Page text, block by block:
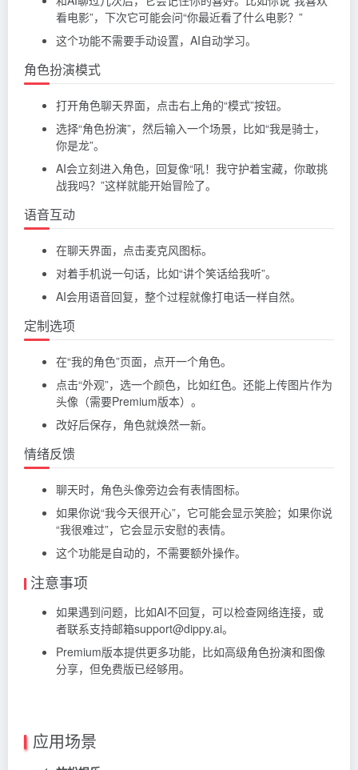
看电影”，下次它可能会问“你最近看了什么电影？”
这个功能不需要手动设置，AI自动学习。
角色扮演模式
打开角色聊天界面，点击右上角的“模式”按钮。
选择“角色扮演”，然后输入一个场景，比如“我是骑士，
你是龙”。
AI会立刻进入角色，回复像“吼！我守护着宝藏，你敢挑
战我吗？”这样就能开始冒险了。
语音互动
在聊天界面，点击麦克风图标。
对着手机说一句话，比如“讲个笑话给我听”。
AI会用语音回复，整个过程就像打电话一样自然。
定制选项
在“我的角色”页面，点开一个角色。
点击“外观”，选一个颜色，比如红色。还能上传图片作为
头像（需要Premium版本）。
改好后保存，角色就焕然一新。
情绪反馈
聊天时，角色头像旁边会有表情图标。
如果你说“我今天很开心”，它可能会显示笑脸；如果你说
“我很难过”，它会显示安慰的表情。
这个功能是自动的，不需要额外操作。
注意事项
如果遇到问题，比如AI不回复，可以检查网络连接，或
者联系支持邮箱support@dippy.ai。
Premium版本提供更多功能，比如高级角色扮演和图像
分享，但免费版已经够用。
应用场景